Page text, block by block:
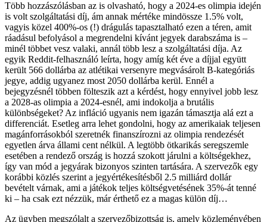
Több hozzászólásban az is olvasható, hogy a 2024-es olimpia idején
is volt szolgáltatási díj, ám annak mértéke mindössze 1.5% volt,
vagyis közel 400%-os (!) drágulás tapasztalható ezen a téren, amit
ráadásul befolyásol a megrendelni kívánt jegyek darabszáma is –
minél többet vesz valaki, annál több lesz a szolgáltatási díja. Az
egyik Reddit-felhasználó leírta, hogy amíg két éve a díjjal együtt
került 566 dollárba az atlétikai versenyre megvásárolt B-kategóriás
jegye, addig ugyanez most 2050 dollárba kerül. Ennél a
bejegyzésnél többen fölteszik azt a kérdést, hogy ennyivel jobb lesz
a 2028-as olimpia a 2024-esnél, ami indokolja a brutális
különbségeket? Az infláció ugyanis nem igazán támasztja alá ezt a
differenciát. Esetleg arra lehet gondolni, hogy az amerikaiak teljesen
magánforrásokból szeretnék finanszírozni az olimpia rendezését
egyetlen árva állami cent nélkül. A legtöbb ötkarikás seregszemle
esetében a rendező ország is hozzá szokott járulni a költségekhez,
így van mód a jegyárak bizonyos szinten tartására. A szervezők egy
korábbi közlés szerint a jegyértékesítésből 2.5 milliárd dollár
bevételt várnak, ami a játékok teljes költségvetésének 35%-át tenné
ki – ha csak ezt nézzük, már érthető ez a magas külön díj…
Az ügyben megszólalt a szervezőbizottság is, amely közleményében